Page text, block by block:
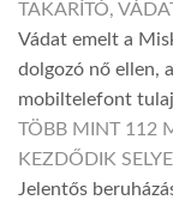
TAKARÍTÓ,
Vádat emelt a
dolgozó nő ellen,
mobiltelefont
TÖBB MINT 112
KEZDŐDIK
Jelentős